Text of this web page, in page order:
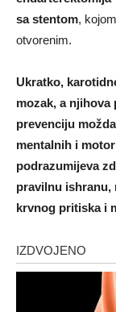
sa stentom,
otvorenim.
Ukratko,
mozak, a
prevenciju
mentalnih i
podrazumijeva
pravilnu
krvnog pritiska i